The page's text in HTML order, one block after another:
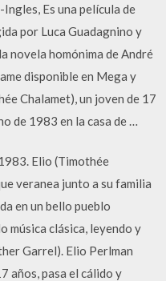
Es una película de
por Luca Guadagnino y
novela homónima de André
disponible en Mega y
Chalamet), un joven de 17
de 1983 en la casa de …
Elio (Timothée
veranea junto a su familia
en un bello pueblo
música clásica, leyendo y
Garrel). Elio Perlman
años, pasa el cálido y